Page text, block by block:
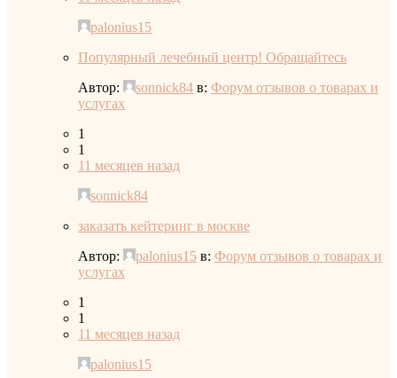
palonius15
Популярный лечебный центр! Обращайтесь
Автор:
sonnick84 в: Форум отзывов о товарах и
услугах
1
1
11 месяцев назад
sonnick84
заказать кейтеринг в москве
Автор:
palonius15 в: Форум отзывов о товарах и
услугах
1
1
11 месяцев назад
palonius15